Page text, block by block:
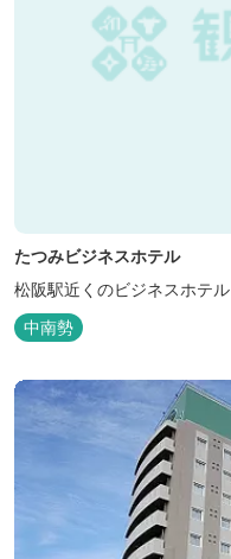
たつみビジネスホテル
松阪駅近くのビジネスホテル
中南勢